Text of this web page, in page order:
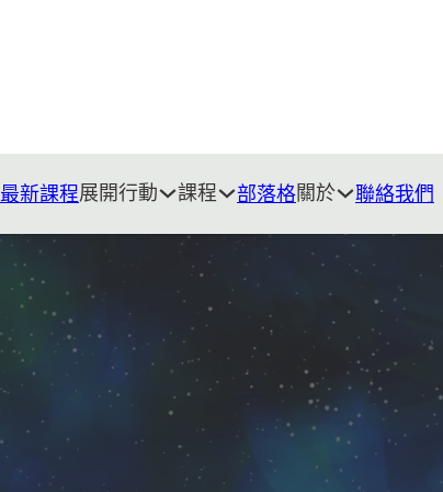
最新課程展開行動 課程 部落格關於 聯絡我們